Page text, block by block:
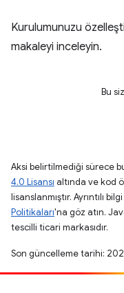
Kurulumunuzu
makaleyi inceleyin.
Bu
Aksi belirtilmediği sürece
4.0 Lisansı altında ve kod
lisanslanmıştır. Ayrıntılı
Politikaları'na göz atın.
tescilli ticari markasıdır.
Son güncelleme tarihi: